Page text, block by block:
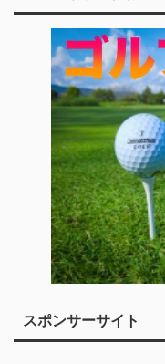
スポンサーサイト